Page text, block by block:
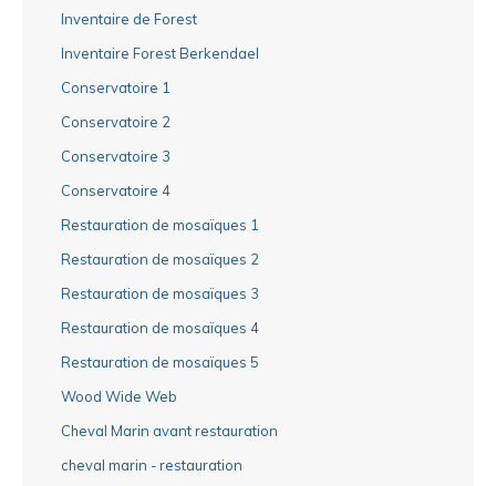
Inventaire de Forest
Inventaire Forest Berkendael
Conservatoire 1
Conservatoire 2
Conservatoire 3
Conservatoire 4
Restauration de mosaïques 1
Restauration de mosaïques 2
Restauration de mosaïques 3
Restauration de mosaïques 4
Restauration de mosaïques 5
Wood Wide Web
Cheval Marin avant restauration
cheval marin - restauration